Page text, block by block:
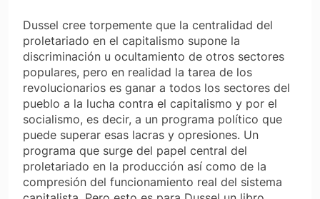
Dussel cree torpemente que la centralidad del
proletariado en el capitalismo supone la
discriminación u ocultamiento de otros sectores
populares, pero en realidad la tarea de los
revolucionarios es ganar a todos los sectores del
pueblo a la lucha contra el capitalismo y por el
socialismo, es decir, a un programa político que
puede superar esas lacras y opresiones. Un
programa que surge del papel central del
proletariado en la producción así como de la
compresión del funcionamiento real del sistema